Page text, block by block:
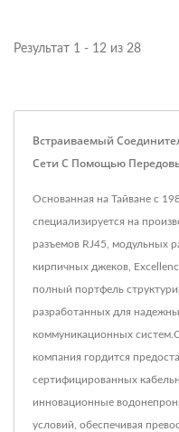
Результат 1 - 12 из 28
Встраиваемый
Сети С Помощью
Основанная на Тайване с
специализируется на
разъемов RJ45, модульных
кирпичных джеков,
полный портфель
разработанных для
коммуникационных
компания гордится
сертифицированных
инновационные
условий, обеспечивая